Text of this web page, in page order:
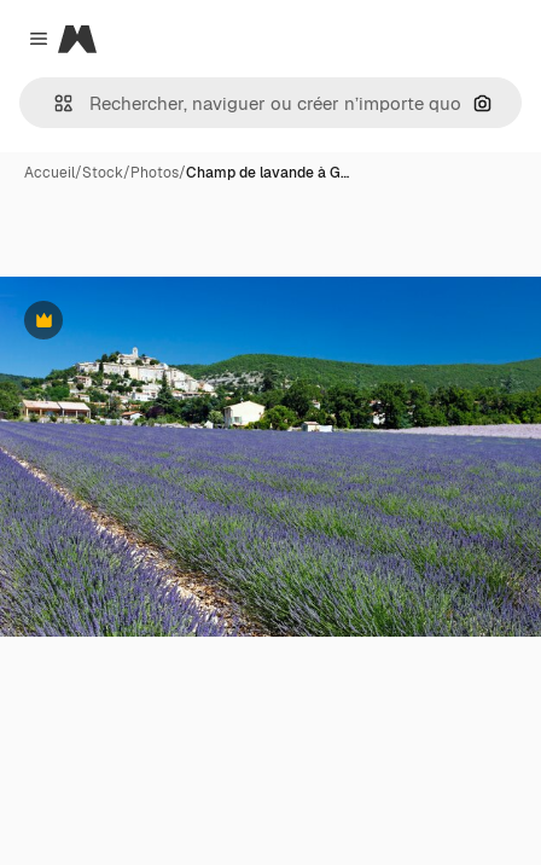
Close menu
Magnific
Accueil/Stock/Photos/Champ de lavande à G…
Premium